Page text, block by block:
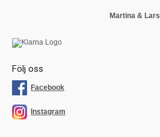
Martina & Lars
Följ oss
Facebook
Instagram